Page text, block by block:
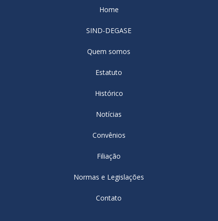
Home
SIND-DEGASE
Quem somos
Estatuto
Histórico
Notícias
Convênios
Filiação
Normas e Legislações
Contato